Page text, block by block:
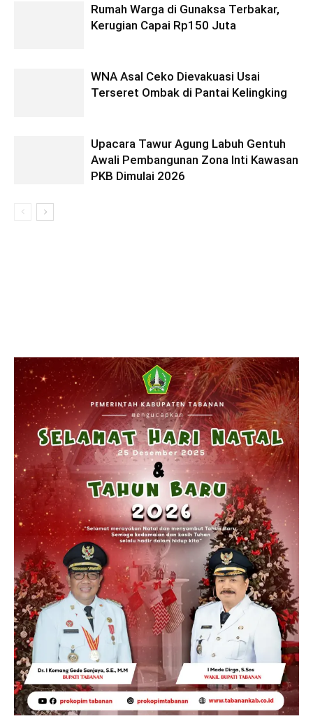
Rumah Warga di Gunaksa Terbakar,
Kerugian Capai Rp150 Juta
WNA Asal Ceko Dievakuasi Usai
Terseret Ombak di Pantai Kelingking
Upacara Tawur Agung Labuh Gentuh
Awali Pembangunan Zona Inti Kawasan
PKB Dimulai 2026